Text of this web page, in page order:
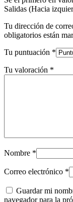
Salidas (Hacia
Tu dirección de
obligatorios están
Tu puntuación *
Tu valoración *
Nombre *
Correo electrónico *
Guardar mi
navegador para la